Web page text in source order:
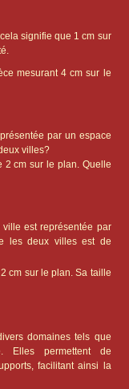
signifie que 1 cm sur
mesurant 4 cm sur le
par un espace
villes?
2 cm sur le plan. Quelle
est représentée par
les deux villes est de
cm sur le plan. Sa taille
domaines tels que
Elles permettent de
facilitant ainsi la